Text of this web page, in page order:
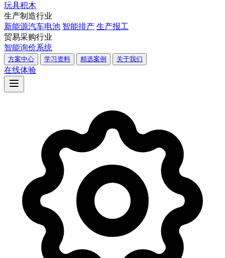
玩具积木
生产制造行业
新能源汽车电池 智能排产 生产报工
贸易采购行业
智能询价系统
方案中心 学习资料 精选案例 关于我们
在线体验